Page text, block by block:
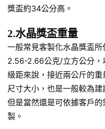
獎盃約34公分高。
2.水晶獎盃重量
一般常見客製化水晶獎盃
2.56-2.66公克/立方公分，
級距來說，接近兩公斤的
尺寸大小，也是一般較為
但是當然還是可依據客戶
製。